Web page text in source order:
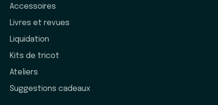
Accessoires
Livres et revues
Liquidation
Kits de tricot
Ateliers
Suggestions cadeaux